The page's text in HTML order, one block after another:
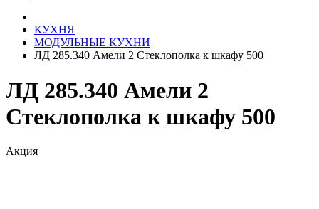
КУХНЯ
МОДУЛЬНЫЕ КУХНИ
ЛД 285.340 Амели 2 Стеклополка к шкафу 500
ЛД 285.340 Амели 2
Стеклополка к шкафу 500
Акция